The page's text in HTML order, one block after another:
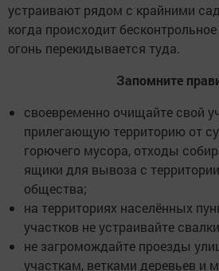
устраивают рядом с крайними
когда происходит
огонь перекидывается туда.
Запомните
своевременно очищайте свой
прилегающую территорию от
горючего мусора, отходы
ящики для вывоза с
общества;
на территориях населённых
участков не устраивайте
не загромождайте проезды
участкам, ветками деревьев и